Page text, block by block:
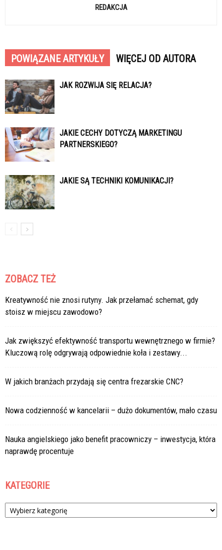
REDAKCJA
POWIĄZANE ARTYKUŁY WIĘCEJ OD AUTORA
JAK ROZWIJA SIĘ RELACJA?
JAKIE CECHY DOTYCZĄ MARKETINGU
PARTNERSKIEGO?
JAKIE SĄ TECHNIKI KOMUNIKACJI?
ZOBACZ TEŻ
Kreatywność nie znosi rutyny. Jak przełamać schemat, gdy
stoisz w miejscu zawodowo?
Jak zwiększyć efektywność transportu wewnętrznego w firmie?
Kluczową rolę odgrywają odpowiednie koła i zestawy...
W jakich branżach przydają się centra frezarskie CNC?
Nowa codzienność w kancelarii – dużo dokumentów, mało czasu
Nauka angielskiego jako benefit pracowniczy – inwestycja, która
naprawdę procentuje
KATEGORIE
Kategorie